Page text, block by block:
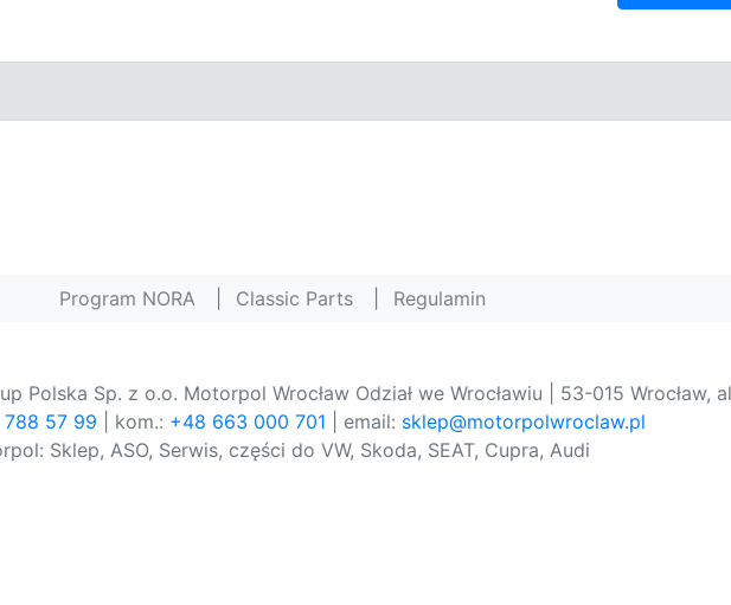
Program NORA Classic Parts Regulamin
Polska Sp. z o.o. Motorpol Wrocław Odział we Wrocławiu | 53-015 Wrocław,
788 57 99 | kom.: +48 663 000 701 | email: sklep@motorpolwroclaw.pl
Sklep, ASO, Serwis, części do VW, Skoda, SEAT, Cupra, Audi